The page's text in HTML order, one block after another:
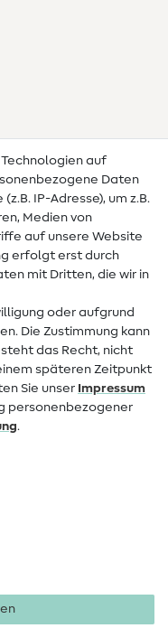
auf
Daten
IP-Adresse), um z.B.
Medien von
auf unsere Website
erfolgt erst durch
mit Dritten, die wir in
oder aufgrund
Die Zustimmung kann
das Recht, nicht
späteren Zeitpunkt
Sie unser Impressum
personenbezogener
.